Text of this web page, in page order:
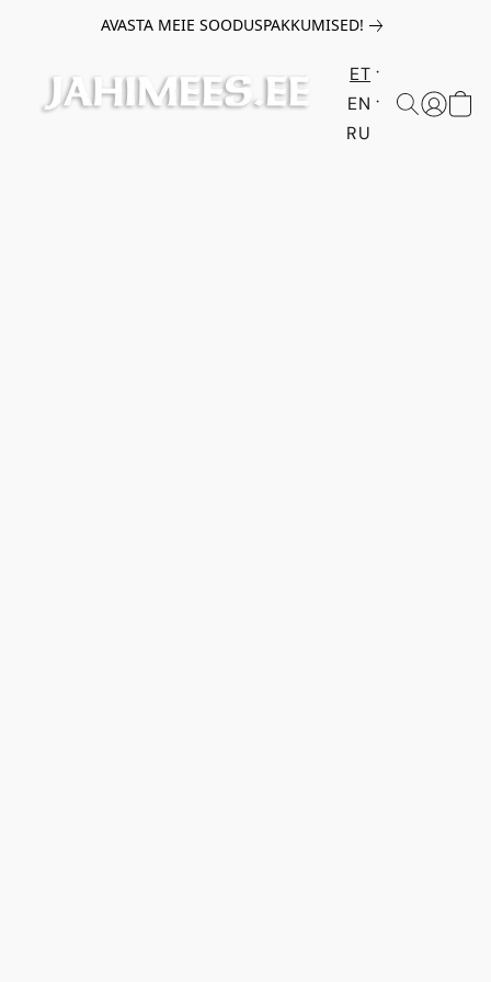
AVASTA MEIE SOODUSPAKKUMISED!
ET
EN
RU